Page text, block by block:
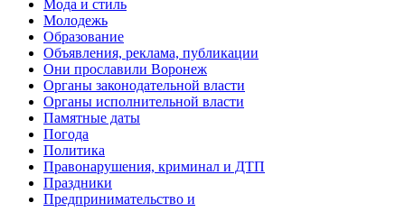
Мода и стиль
Молодежь
Образование
Объявления, реклама, публикации
Они прославили Воронеж
Органы законодательной власти
Органы исполнительной власти
Памятные даты
Погода
Политика
Правонарушения, криминал и ДТП
Праздники
Предпринимательство и